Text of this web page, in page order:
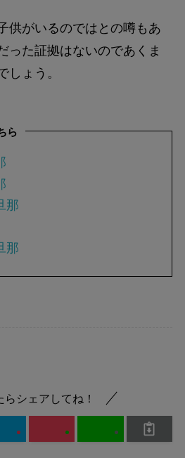
供がいるのではとの噂もあ
った証拠はないのであくま
しょう。
ら
那
那
らシェアしてね！